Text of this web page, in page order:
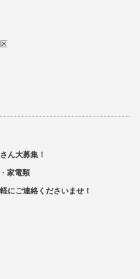
ん大募集！
家電類
にご連絡くださいませ！